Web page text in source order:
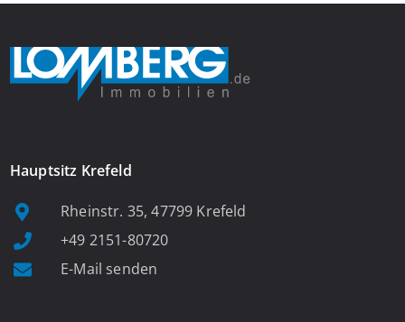
Hauptsitz Krefeld
Rheinstr. 35, 47799 Krefeld
+49 2151-80720
E-Mail senden